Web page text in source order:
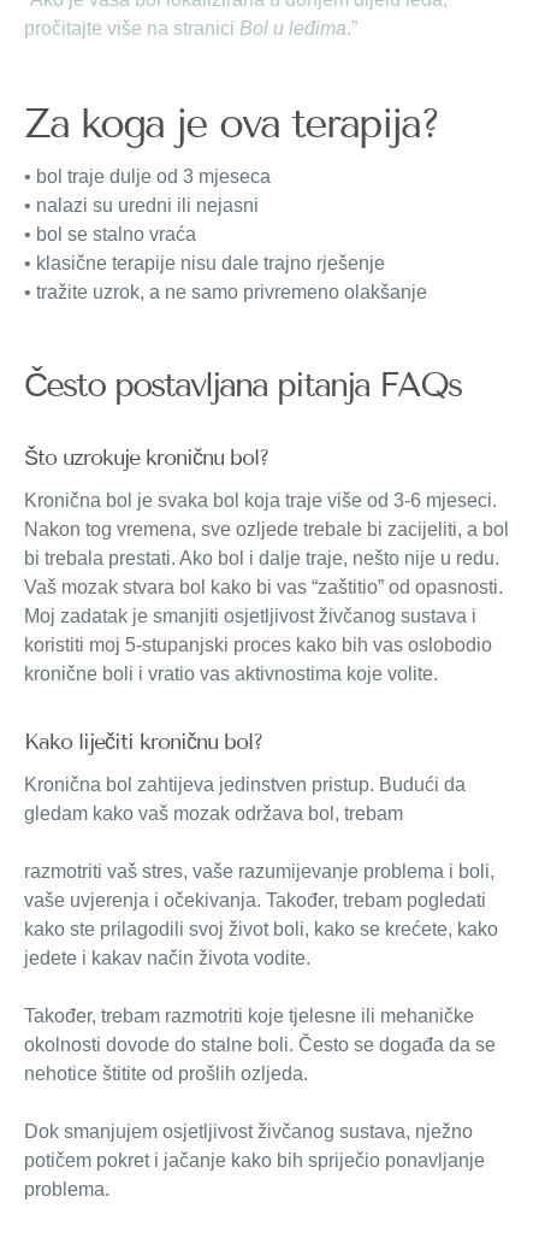
pročitajte više na stranici Bol u leđima.”
Za koga je ova terapija?
• bol traje dulje od 3 mjeseca
• nalazi su uredni ili nejasni
• bol se stalno vraća
• klasične terapije nisu dale trajno rješenje
• tražite uzrok, a ne samo privremeno olakšanje
Često postavljana pitanja FAQs
Što uzrokuje kroničnu bol?
Kronična bol je svaka bol koja traje više od 3-6 mjeseci.
Nakon tog vremena, sve ozljede trebale bi zacijeliti, a bol
bi trebala prestati. Ako bol i dalje traje, nešto nije u redu.
Vaš mozak stvara bol kako bi vas “zaštitio” od opasnosti.
Moj zadatak je smanjiti osjetljivost živčanog sustava i
koristiti moj 5-stupanjski proces kako bih vas oslobodio
kronične boli i vratio vas aktivnostima koje volite.
Kako liječiti kroničnu bol?
Kronična bol zahtijeva jedinstven pristup. Budući da
gledam kako vaš mozak održava bol, trebam
razmotriti vaš stres, vaše razumijevanje problema i boli,
vaše uvjerenja i očekivanja. Također, trebam pogledati
kako ste prilagodili svoj život boli, kako se krećete, kako
jedete i kakav način života vodite.
Također, trebam razmotriti koje tjelesne ili mehaničke
okolnosti dovode do stalne boli. Često se događa da se
nehotice štitite od prošlih ozljeda.
Dok smanjujem osjetljivost živčanog sustava, nježno
potičem pokret i jačanje kako bih spriječio ponavljanje
problema.